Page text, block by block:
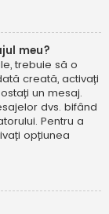
meu?
trebuie să o
creată, activați
un mesaj.
dvs. bifând
Pentru a
opțiunea